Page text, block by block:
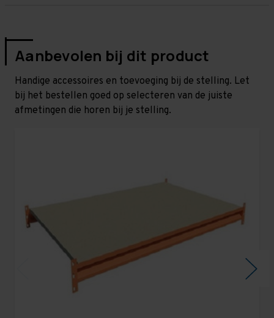
Aanbevolen bij dit product
Handige accessoires en toevoeging bij de stelling. Let
bij het bestellen goed op selecteren van de juiste
afmetingen die horen bij je stelling.